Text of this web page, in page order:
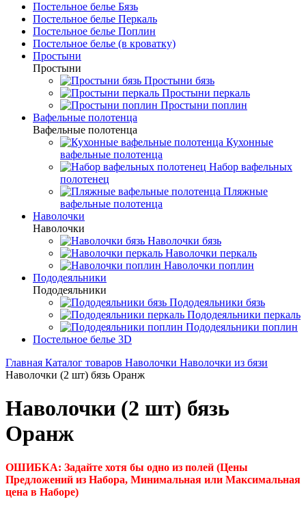
Постельное белье Бязь
Постельное белье Перкаль
Постельное белье Поплин
Постельное белье (в кроватку)
Простыни
Простыни
Простыни бязь
Простыни перкаль
Простыни поплин
Вафельные полотенца
Вафельные полотенца
Кухонные
вафельные полотенца
Набор вафельных
полотенец
Пляжные
вафельные полотенца
Наволочки
Наволочки
Наволочки бязь
Наволочки перкаль
Наволочки поплин
Пододеяльники
Пододеяльники
Пододеяльники бязь
Пододеяльники перкаль
Пододеяльники поплин
Постельное белье 3D
Главная Каталог товаров Наволочки Наволочки из бязи
Наволочки (2 шт) бязь Оранж
Наволочки (2 шт) бязь
Оранж
ОШИБКА: Задайте хотя бы одно из полей (Цены
Предложений из Набора, Минимальная или Максимальная
цена в Наборе)